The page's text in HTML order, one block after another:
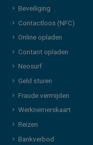
Beveiliging
Contactloos (NFC)
Online opladen
Contant opladen
Neosurf
Geld sturen
Fraude vermijden
Werknemerskaart
Reizen
Bankverbod